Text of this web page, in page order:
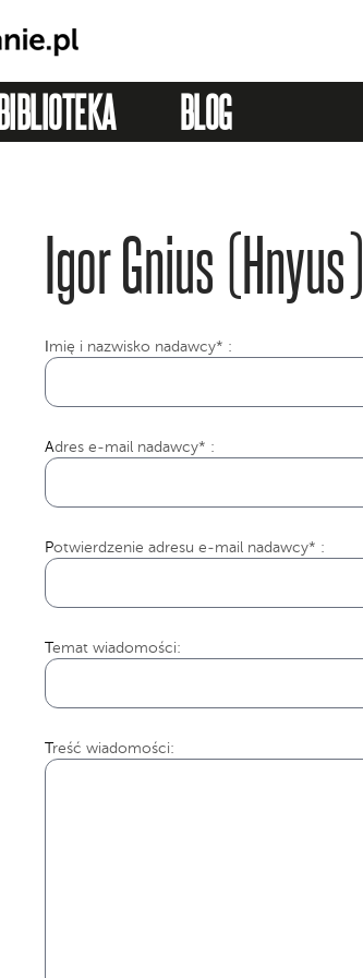
BIBLIOTEKA BLOG
Igor Gnius (Hnyus)
mię i nazwisko nadawcy* :
Adres e-mail nadawcy* :
Potwierdzenie adresu e-mail nadawcy* :
Temat wiadomości:
Treść wiadomości: